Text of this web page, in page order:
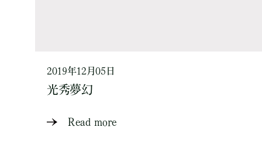
2019年12月05日
光秀夢幻
Read more